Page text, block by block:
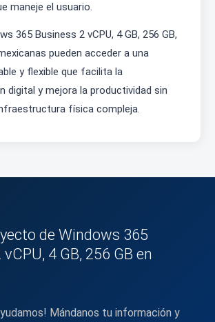
maneje el usuario.
365 Business 2 vCPU, 4 GB, 256 GB,
pueden acceder a una
y flexible que facilita la
digital y mejora la productividad sin
física compleja.
de Windows 365
4 GB, 256 GB en
Mándanos tu información y